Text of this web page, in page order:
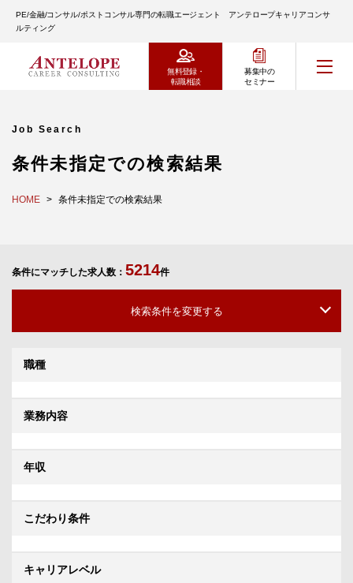
PE/金融/コンサル/ポストコンサル専門の転職エージェント アンテロープキャリアコンサ
ルティング
無料登録・
転職相談
募集中の
セミナー
Job Search
条件未指定での検索結果
HOME 条件未指定での検索結果
条件にマッチした求人数： 5214件
検索条件を変更する
職種
業務内容
年収
こだわり条件
キャリアレベル